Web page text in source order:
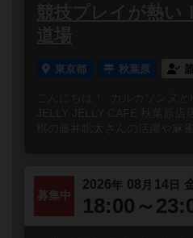
競技プレイが熱い
道場
東京都 秋葉原
こんにちは！ カルカソンヌと
JELLY JELLY CAFE 秋葉原店
棋の藤井聡太さんの活躍や麻
募集中
2026年 08 月 14 日
18:00～